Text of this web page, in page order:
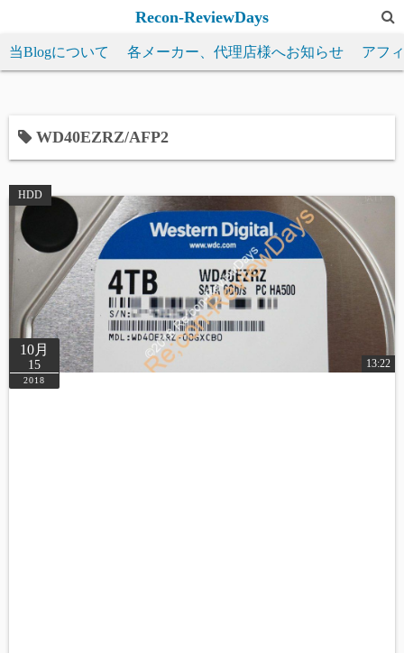
テ
ッ
Recon-ReviewDays
当Blogについて 各メーカー、代理店様へお知らせ アフ
WD40EZRZ/AFP2
HDD
10月
15
2018
13:22